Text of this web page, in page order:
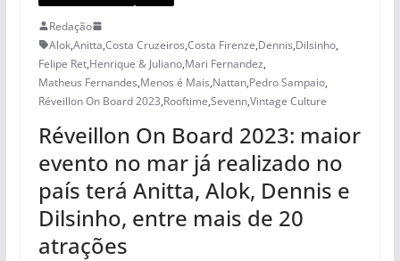
Redação
Alok,Anitta,Costa Cruzeiros,Costa Firenze,Dennis,Dilsinho,
Felipe Ret,Henrique & Juliano,Mari Fernandez,
Matheus Fernandes,Menos é Mais,Nattan,Pedro Sampaio,
Réveillon On Board 2023,Rooftime,Sevenn,Vintage Culture
Réveillon On Board 2023: maior
evento no mar já realizado no
país terá Anitta, Alok, Dennis e
Dilsinho, entre mais de 20
atrações